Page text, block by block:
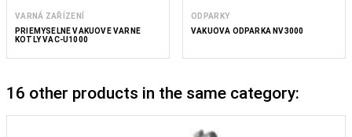
VARNÁ ZAŘÍZENÍ
PRIEMYSELNÉ VÁKUOVÉ VARNÉ
KOTLY VAC-U1000
ODPARKY
VAKUOVÁ ODPARKA NV3000
16 other products in the same category: